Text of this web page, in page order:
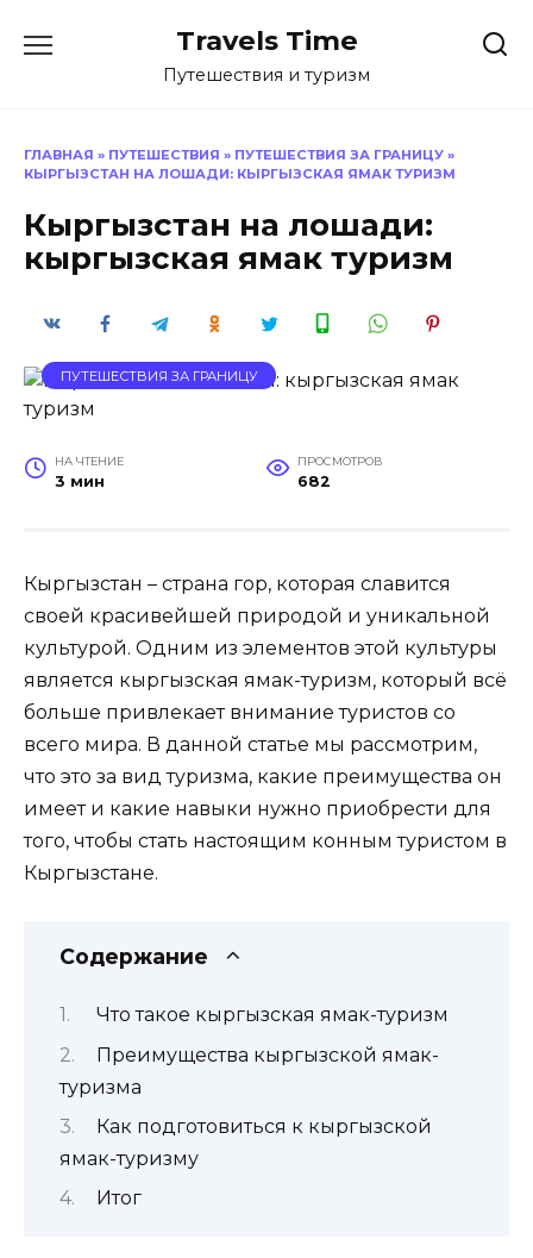
Travels Time
Путешествия и туризм
ГЛАВНАЯ » ПУТЕШЕСТВИЯ » ПУТЕШЕСТВИЯ ЗА ГРАНИЦУ »
КЫРГЫЗСТАН НА ЛОШАДИ: КЫРГЫЗСКАЯ ЯМАК ТУРИЗМ
Кыргызстан на лошади:
кыргызская ямак туризм
ПУТЕШЕСТВИЯ ЗА ГРАНИЦУ
НА ЧТЕНИЕ
3 мин
ПРОСМОТРОВ
682
Кыргызстан – страна гор, которая славится
своей красивейшей природой и уникальной
культурой. Одним из элементов этой культуры
является кыргызская ямак-туризм, который всё
больше привлекает внимание туристов со
всего мира. В данной статье мы рассмотрим,
что это за вид туризма, какие преимущества он
имеет и какие навыки нужно приобрести для
того, чтобы стать настоящим конным туристом в
Кыргызстане.
Содержание
Что такое кыргызская ямак-туризм
Преимущества кыргызской ямак-
туризма
Как подготовиться к кыргызской
ямак-туризму
Итог